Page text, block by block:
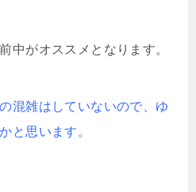
中がオススメとなります。
混雑はしていないので、ゆ
と思います。